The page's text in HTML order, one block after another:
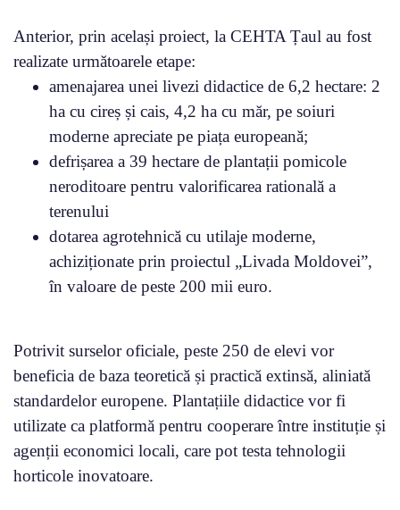
Anterior, prin același proiect, la CEHTA Țaul au fost
realizate următoarele etape:
amenajarea unei livezi didactice de 6,2 hectare: 2
ha cu cireș și cais, 4,2 ha cu măr, pe soiuri
moderne apreciate pe piața europeană;
defrișarea a 39 hectare de plantații pomicole
neroditoare pentru valorificarea ratională a
terenului
dotarea agrotehnică cu utilaje moderne,
achiziționate prin proiectul „Livada Moldovei”,
în valoare de peste 200 mii euro.
Potrivit surselor oficiale, peste 250 de elevi vor
beneficia de baza teoretică și practică extinsă, aliniată
standardelor europene. Plantațiile didactice vor fi
utilizate ca platformă pentru cooperare între instituție și
agenții economici locali, care pot testa tehnologii
horticole inovatoare.